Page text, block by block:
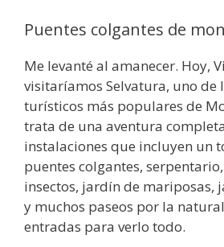
Puentes colgantes de
Me levanté al amanecer. Hoy,
visitaríamos Selvatura, uno de
turísticos más populares de
trata de una aventura
instalaciones que incluyen un
puentes colgantes,
insectos, jardín de mariposas,
y muchos paseos por la
entradas para verlo todo.